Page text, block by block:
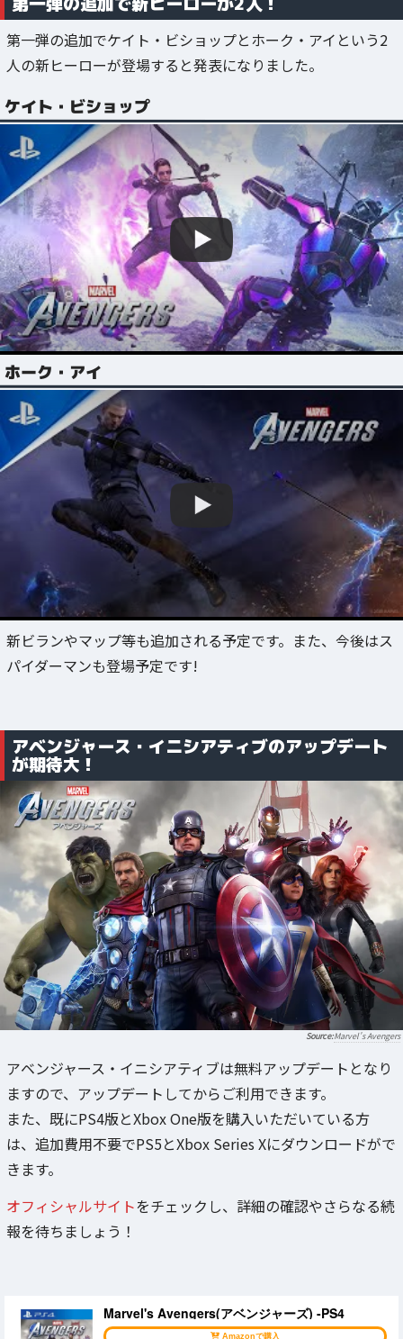
第一弾の追加でケイト・ビショップとホーク・アイという2
人の新ヒーローが登場すると発表になりました。
ケイト・ビショップ
ホーク・アイ
新ビランやマップ等も追加される予定です。また、今後はス
パイダーマンも登場予定です!
アベンジャース・イニシアティブのアップデート
が期待大！
Marvel's Avengers
アベンジャース・イニシアティブは無料アップデートとなり
ますので、アップデートしてからご利用できます。
また、既にPS4版とXbox One版を購入いただいている方
は、追加費用不要でPS5とXbox Series Xにダウンロードがで
きます。
オフィシャルサイトをチェックし、詳細の確認やさらなる続
報を待ちましょう！
Marvel's Avengers(アベンジャーズ) -PS4
Amazonで購入